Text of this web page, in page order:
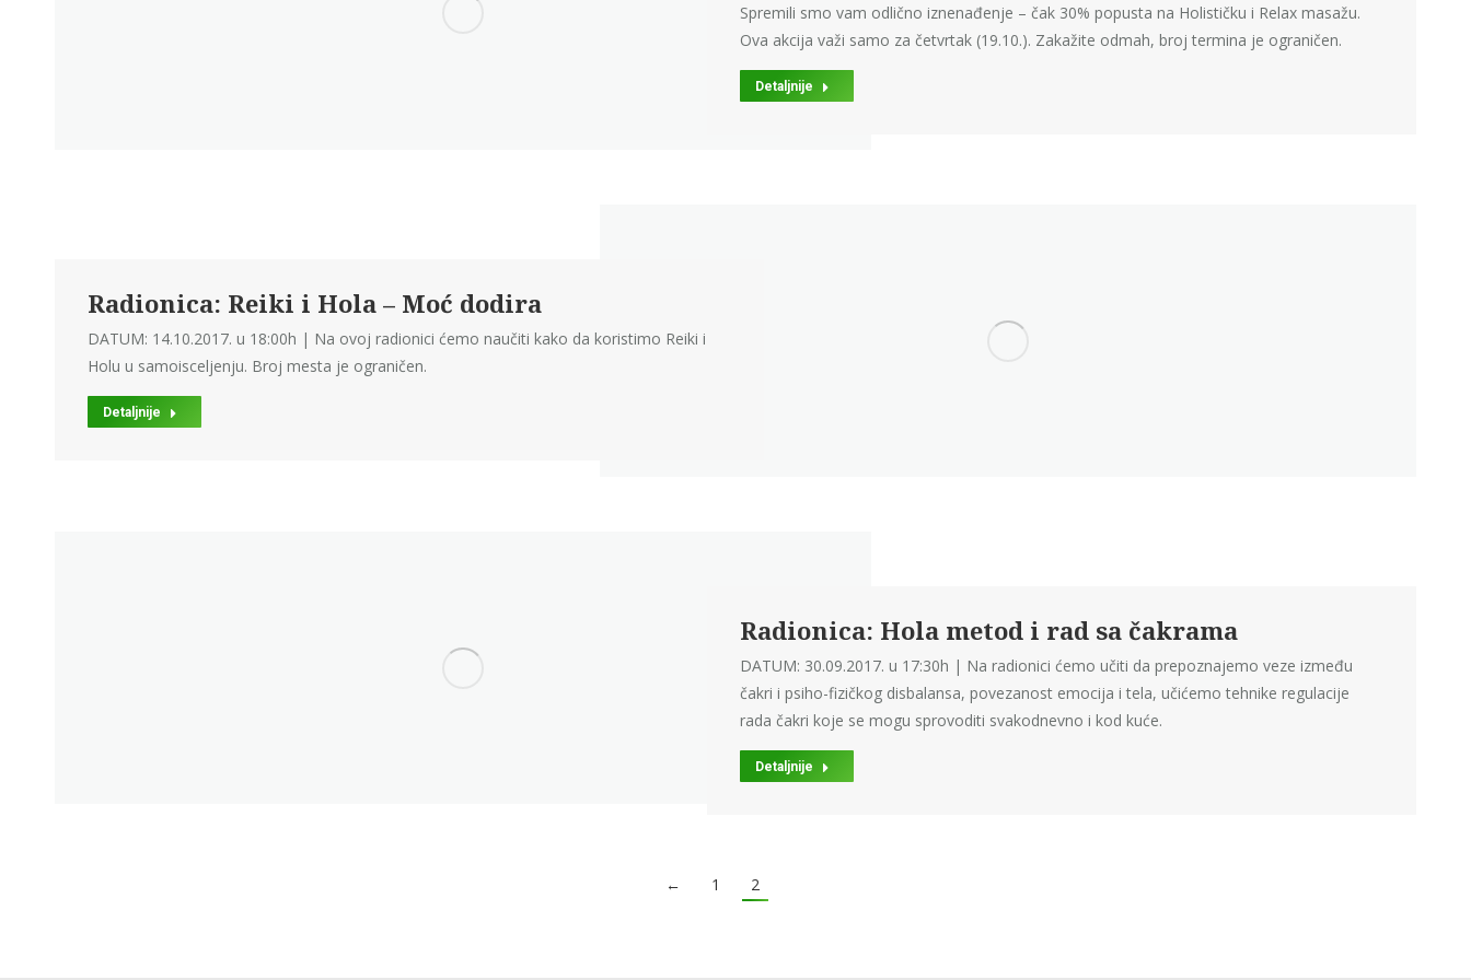
Spremili smo vam odlično iznenađenje – čak 30% popusta na Holističku i Relax masažu.
Ova akcija važi samo za četvrtak (19.10.). Zakažite odmah, broj termina je ograničen.
Detaljnije
Radionica: Reiki i Hola – Moć dodira
DATUM: 14.10.2017. u 18:00h | Na ovoj radionici ćemo naučiti kako da koristimo Reiki i
Holu u samoisceljenju. Broj mesta je ograničen.
Detaljnije
Radionica: Hola metod i rad sa čakrama
DATUM: 30.09.2017. u 17:30h | Na radionici ćemo učiti da prepoznajemo veze između
čakri i psiho-fizičkog disbalansa, povezanost emocija i tela, učićemo tehnike regulacije
rada čakri koje se mogu sprovoditi svakodnevno i kod kuće.
Detaljnije
← 1 2